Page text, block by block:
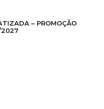
– PROMOÇÃO
2027